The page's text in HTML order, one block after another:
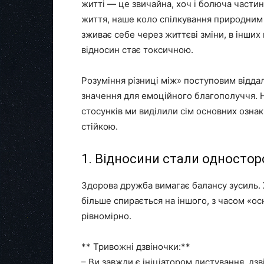
житті — це звичайна, хоч і болюча
життя, наше коло спілкування
зживає себе через життєві зміни, в
відносин стає токсичною.
Розуміння різниці між» поступовим
значення для емоційного благополуччя.
стосунків ми виділили сім основних
стійкою.
1. Відносини стали
Здорова дружба вимагає балансу
більше спирається на іншого, з часом
рівномірно.
** Тривожні дзвіночки:**
– Ви завжди є ініціатором листування,